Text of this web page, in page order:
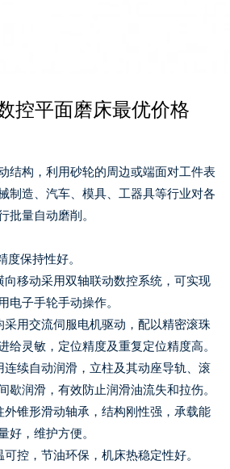
控平面磨床最优价格
结构，利用砂轮的周边或端面对工件表
制造、汽车、模具、工器具等行业对各
批量自动磨削。
度保持性好。
移动采用双轴联动数控系统，可实现
电子手轮手动操作。
用交流伺服电机驱动，配以精密滚珠
给灵敏，定位精度及重复定位精度高。
续自动润滑，立柱及其动座导轨、滚
歇润滑，有效防止润滑油流失和拉伤。
锥形滑动轴承，结构刚性强，承载能
好，维护方便。
控，节油环保，机床热稳定性好。